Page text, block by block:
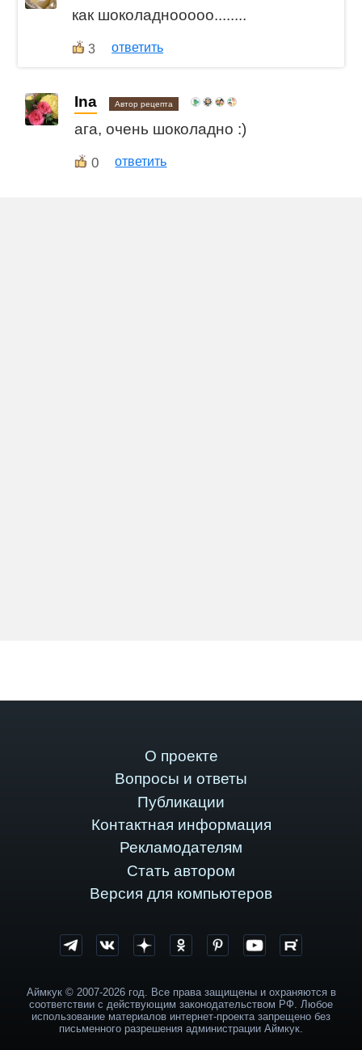
как шоколаднооооо........
3 ответить
Ina Автор рецепта
ага, очень шоколадно :)
0 ответить
О проекте
Вопросы и ответы
Публикации
Контактная информация
Рекламодателям
Стать автором
Версия для компьютеров
Аймкук © 2007-2026 год. Все права защищены и охраняются в
соответствии с действующим законодательством РФ. Любое
использование материалов интернет-проекта запрещено без
письменного разрешения администрации Аймкук.